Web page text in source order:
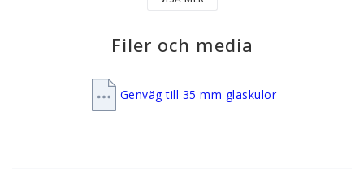
hängande ute året runt.
Vindspelet hängs upp med fiskelinan som medföljer. Vindspelen håller
sig vackra år ut och år in. Fiskelinan bör dock bytas ut efter några
Filer och media
Genväg till 35 mm glaskulor